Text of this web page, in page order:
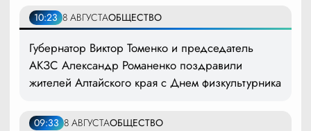
10:23 8 АВГУСТАОБЩЕСТВО
Губернатор Виктор Томенко и председатель
АКЗС Александр Романенко поздравили
жителей Алтайского края с Днем физкультурника
09:33 8 АВГУСТАОБЩЕСТВО